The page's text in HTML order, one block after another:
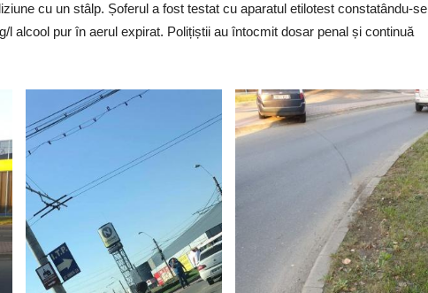
cu un stâlp. Șoferul a fost testat cu aparatul etilotest constatându-se
l alcool pur în aerul expirat. Polițiștii au întocmit dosar penal și continuă